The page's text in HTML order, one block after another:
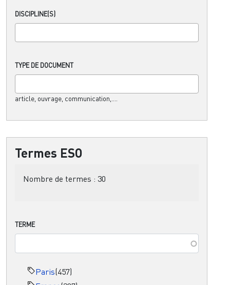
DISCIPLINE(S)
TYPE DE DOCUMENT
article, ouvrage, communication,....
Termes ESO
Nombre de termes : 30
TERME
Paris(457)